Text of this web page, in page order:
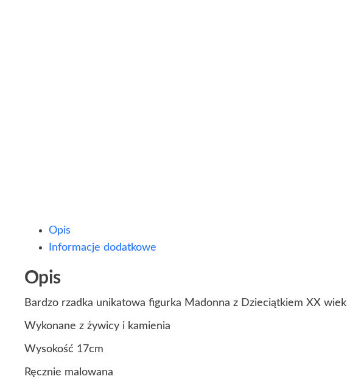
Opis
Informacje dodatkowe
Opis
Bardzo rzadka unikatowa figurka Madonna z Dzieciątkiem XX wiek
Wykonane z żywicy i kamienia
Wysokość 17cm
Ręcznie malowana